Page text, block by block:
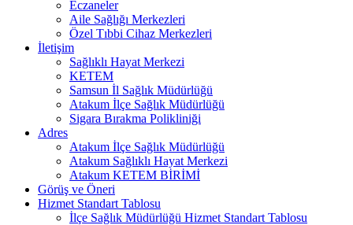
Eczaneler
Aile Sağlığı Merkezleri
Özel Tıbbi Cihaz Merkezleri
İletişim
Sağlıklı Hayat Merkezi
KETEM
Samsun İl Sağlık Müdürlüğü
Atakum İlçe Sağlık Müdürlüğü
Sigara Bırakma Polikliniği
Adres
Atakum İlçe Sağlık Müdürlüğü
Atakum Sağlıklı Hayat Merkezi
Atakum KETEM BİRİMİ
Görüş ve Öneri
Hizmet Standart Tablosu
İlçe Sağlık Müdürlüğü Hizmet Standart Tablosu